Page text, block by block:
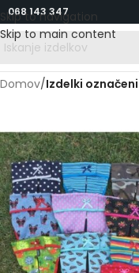
Skip to navigation
Skip to main content
068 143 347
Domov/Izdelki označeni